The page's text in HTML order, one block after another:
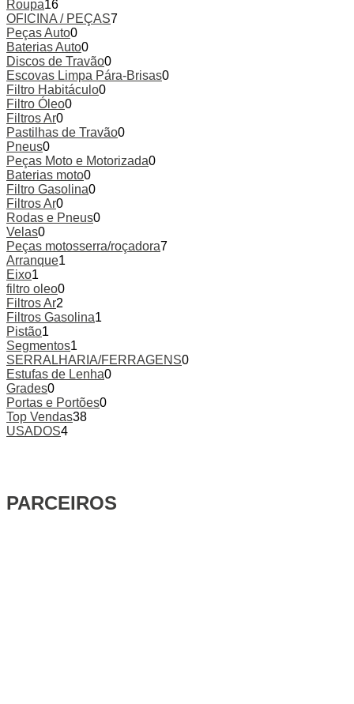
Roupa16
OFICINA / PEÇAS7
Peças Auto0
Baterias Auto0
Discos de Travão0
Escovas Limpa Pára-Brisas0
Filtro Habitáculo0
Filtro Óleo0
Filtros Ar0
Pastilhas de Travão0
Pneus0
Peças Moto e Motorizada0
Baterias moto0
Filtro Gasolina0
Filtros Ar0
Rodas e Pneus0
Velas0
Peças motosserra/roçadora7
Arranque1
Eixo1
filtro oleo0
Filtros Ar2
Filtros Gasolina1
Pistão1
Segmentos1
SERRALHARIA/FERRAGENS0
Estufas de Lenha0
Grades0
Portas e Portões0
Top Vendas38
USADOS4
PARCEIROS